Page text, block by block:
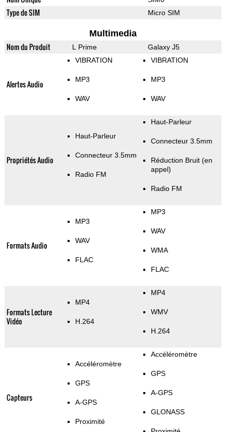
Type de SIM Micro SIM
Multimedia
Nom du Produit L Prime Galaxy J5
Alertes Audio
VIBRATION
MP3
WAV
VIBRATION
MP3
WAV
Propriétés Audio
Haut-Parleur
Connecteur 3.5mm
Radio FM
Haut-Parleur
Connecteur 3.5mm
Réduction Bruit (en
appel)
Radio FM
Formats Audio
MP3
WAV
FLAC
MP3
WAV
WMA
FLAC
Formats Lecture
Vidéo
MP4
H.264
MP4
WMV
H.264
Capteurs
Accéléromètre
GPS
A-GPS
Proximité
Accéléromètre
GPS
A-GPS
GLONASS